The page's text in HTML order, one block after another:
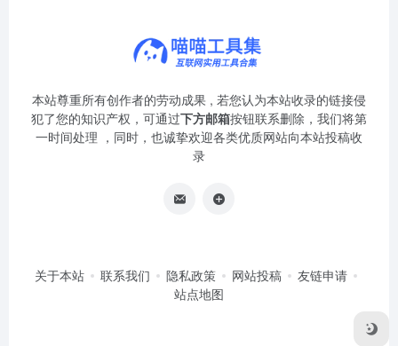
本站尊重所有创作者的劳动成果 , 若您认为本站收录的链接侵
犯了您的知识产权，可通过下方邮箱按钮联系删除，我们将第
一时间处理 ，同时，也诚挚欢迎各类优质网站向本站投稿收
录
关于本站 联系我们 隐私政策 网站投稿
友链申请
站点地图